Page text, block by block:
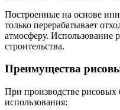
Построенные на основе
только перерабатывает
атмосферу. Использование
строительства.
Преимущества
При производстве рисовых
использования: